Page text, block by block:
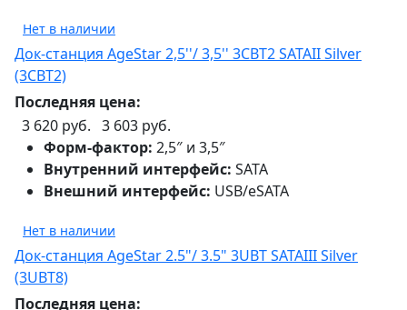
Нет в наличии
Док-станция AgeStar 2,5''/ 3,5'' 3CBT2 SATAII Silver
(3CBT2)
Последняя цена:
3 620 руб. 3 603 руб.
Форм-фактор: 2,5″ и 3,5″
Внутренний интерфейс: SATA
Внешний интерфейс: USB/eSATA
Нет в наличии
Док-станция AgeStar 2.5"/ 3.5" 3UBT SATAIII Silver
(3UBT8)
Последняя цена: